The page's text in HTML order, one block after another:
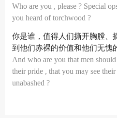
Who are you , please ? Special
you heard of torchwood ?
你是谁，值得人们撕开胸膛、
到他们赤裸的价值和他们无愧
And who are you that men
their pride , that you may see
unabashed ?